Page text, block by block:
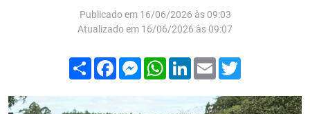
Publicado em 16/06/2026 às 09:03
Atualizado em 16/06/2026 às 09:07
Compartilhar
FacebookMessenger
WhatsApp
LinkedIn
Email